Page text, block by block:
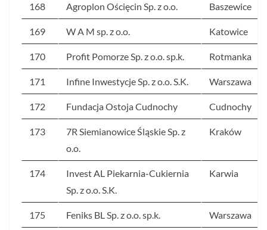
168 Agroplon Ościęcin Sp. z o.o. Baszewice
169 W A M sp. z o.o. Katowice
170 Profit Pomorze Sp. z o.o. sp.k. Rotmanka
171 Infine Inwestycje Sp. z o.o. S.K. Warszawa
172 Fundacja Ostoja Cudnochy Cudnochy
173
7R Siemianowice Śląskie Sp. z
o.o.
Kraków
174
Invest AL Piekarnia-Cukiernia
Sp. z o.o. S.K.
Karwia
175 Feniks BL Sp. z o.o. sp.k. Warszawa